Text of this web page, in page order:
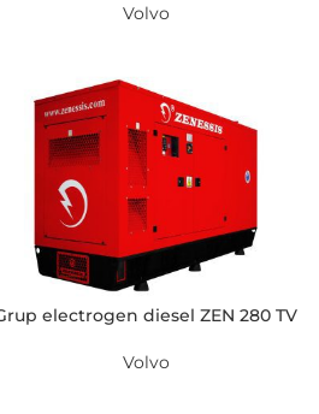
Volvo
electrogen diesel ZEN 280 TV
Volvo